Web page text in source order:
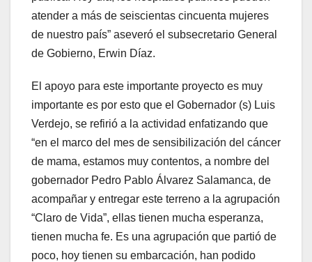
atender a más de seiscientas cincuenta mujeres
de nuestro país” aseveró el subsecretario General
de Gobierno, Erwin Díaz.
El apoyo para este importante proyecto es muy
importante es por esto que el Gobernador (s) Luis
Verdejo, se refirió a la actividad enfatizando que
“en el marco del mes de sensibilización del cáncer
de mama, estamos muy contentos, a nombre del
gobernador Pedro Pablo Álvarez Salamanca, de
acompañar y entregar este terreno a la agrupación
“Claro de Vida”, ellas tienen mucha esperanza,
tienen mucha fe. Es una agrupación que partió de
poco, hoy tienen su embarcación, han podido